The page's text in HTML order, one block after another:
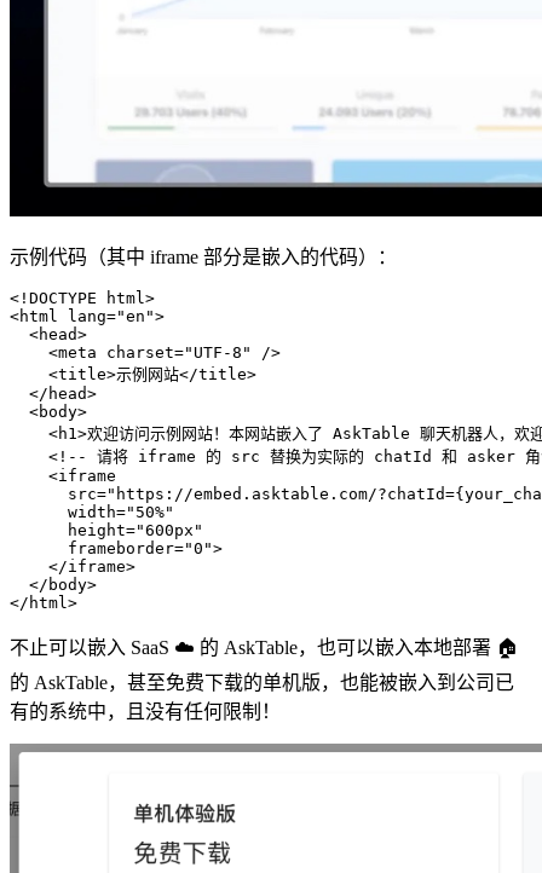
示例代码（其中 iframe 部分是嵌入的代码）：
<!DOCTYPE html>
<html lang="en">
  <head>
    <meta charset="UTF-8" />
    <title>示例网站</title>
  </head>
  <body>
<h1>欢迎访问示例网站！本网站嵌入了 AskTable 聊天机器人，欢
<!-- 请将 iframe 的 src 替换为实际的 chatId 和 asker
    <iframe
src="https://embed.asktable.com/
      width="50%"
      height="600px"
      frameborder="0">
    </iframe>
  </body>
不止可以嵌入 SaaS ☁️ 的 AskTable，也可以嵌入本地部署 🏠
的 AskTable，甚至免费下载的单机版，也能被嵌入到公司已
有的系统中，且没有任何限制！